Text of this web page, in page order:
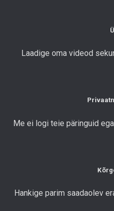
Laadige oma videod
Me ei logi teie päringuid
Hankige parim saadaolev